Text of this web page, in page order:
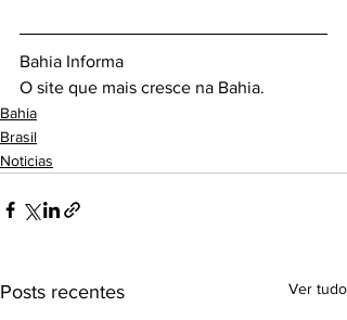
Bahia Informa
O site que mais cresce na Bahia.
Bahia
Brasil
Noticias
Posts recentes Ver tudo